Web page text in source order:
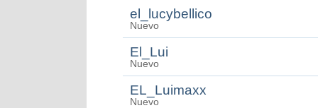
el_lucybellico
Nuevo
El_Lui
Nuevo
EL_Luimaxx
Nuevo